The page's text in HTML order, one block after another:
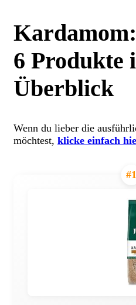
6 Produkte
Überblick
Wenn du lieber die
möchtest, klicke einfach
#1